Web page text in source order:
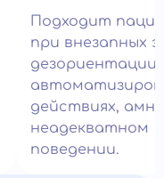
Подходит
при внезапных
дезориентации,
действиях,
неадекватном
поведении.